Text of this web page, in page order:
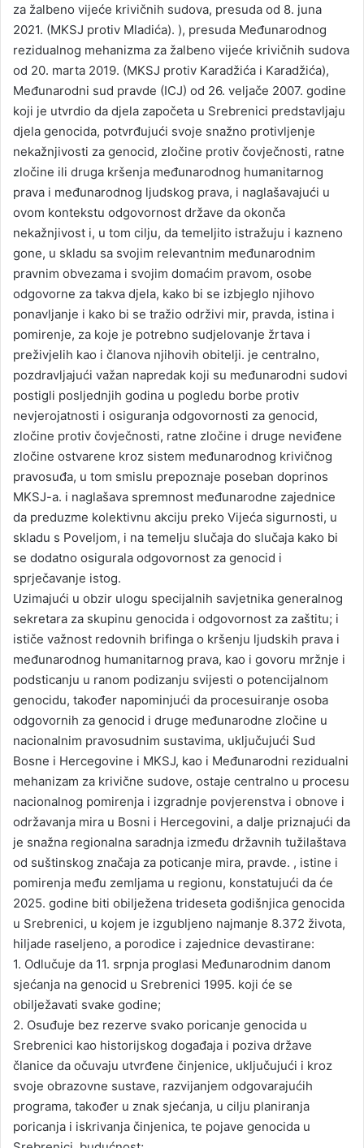
za žalbeno vijeće krivičnih sudova, presuda od 8. juna
2021. (MKSJ protiv Mladića). ), presuda Međunarodnog
rezidualnog mehanizma za žalbeno vijeće krivičnih sudova
od 20. marta 2019. (MKSJ protiv Karadžića i Karadžića),
Međunarodni sud pravde (ICJ) od 26. veljače 2007. godine
koji je utvrdio da djela započeta u Srebrenici predstavljaju
djela genocida, potvrđujući svoje snažno protivljenje
nekažnjivosti za genocid, zločine protiv čovječnosti, ratne
zločine ili druga kršenja međunarodnog humanitarnog
prava i međunarodnog ljudskog prava, i naglašavajući u
ovom kontekstu odgovornost države da okonča
nekažnjivost i, u tom cilju, da temeljito istražuju i kazneno
gone, u skladu sa svojim relevantnim međunarodnim
pravnim obvezama i svojim domaćim pravom, osobe
odgovorne za takva djela, kako bi se izbjeglo njihovo
ponavljanje i kako bi se tražio održivi mir, pravda, istina i
pomirenje, za koje je potrebno sudjelovanje žrtava i
preživjelih kao i članova njihovih obitelji. je centralno,
pozdravljajući važan napredak koji su međunarodni sudovi
postigli posljednjih godina u pogledu borbe protiv
nevjerojatnosti i osiguranja odgovornosti za genocid,
zločine protiv čovječnosti, ratne zločine i druge neviđene
zločine ostvarene kroz sistem međunarodnog krivičnog
pravosuđa, u tom smislu prepoznaje poseban doprinos
MKSJ-a. i naglašava spremnost međunarodne zajednice
da preduzme kolektivnu akciju preko Vijeća sigurnosti, u
skladu s Poveljom, i na temelju slučaja do slučaja kako bi
se dodatno osigurala odgovornost za genocid i
sprječavanje istog.
Uzimajući u obzir ulogu specijalnih savjetnika generalnog
sekretara za skupinu genocida i odgovornost za zaštitu; i
ističe važnost redovnih brifinga o kršenju ljudskih prava i
međunarodnog humanitarnog prava, kao i govoru mržnje i
podsticanju u ranom podizanju svijesti o potencijalnom
genocidu, također napominjući da procesuiranje osoba
odgovornih za genocid i druge međunarodne zločine u
nacionalnim pravosudnim sustavima, uključujući Sud
Bosne i Hercegovine i MKSJ, kao i Međunarodni rezidualni
mehanizam za krivične sudove, ostaje centralno u procesu
nacionalnog pomirenja i izgradnje povjerenstva i obnove i
održavanja mira u Bosni i Hercegovini, a dalje priznajući da
je snažna regionalna saradnja između državnih tužilaštava
od suštinskog značaja za poticanje mira, pravde. , istine i
pomirenja među zemljama u regionu, konstatujući da će
2025. godine biti obilježena trideseta godišnjica genocida
u Srebrenici, u kojem je izgubljeno najmanje 8.372 života,
hiljade raseljeno, a porodice i zajednice devastirane:
1. Odlučuje da 11. srpnja proglasi Međunarodnim danom
sjećanja na genocid u Srebrenici 1995. koji će se
obilježavati svake godine;
2. Osuđuje bez rezerve svako poricanje genocida u
Srebrenici kao historijskog događaja i poziva države
članice da očuvaju utvrđene činjenice, uključujući i kroz
svoje obrazovne sustave, razvijanjem odgovarajućih
programa, također u znak sjećanja, u cilju planiranja
poricanja i iskrivanja činjenica, te pojave genocida u